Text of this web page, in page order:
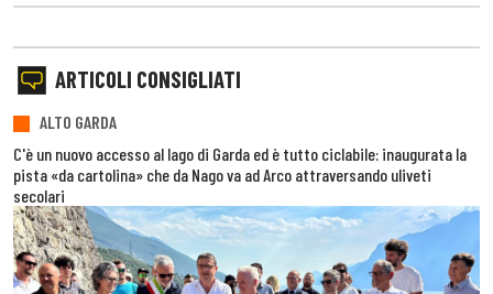
ARTICOLI CONSIGLIATI
ALTO GARDA
C'è un nuovo accesso al lago di Garda ed è tutto ciclabile: inaugurata la
pista «da cartolina» che da Nago va ad Arco attraversando uliveti
secolari